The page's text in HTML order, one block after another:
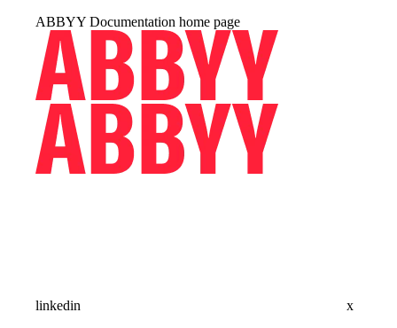
ABBYY Documentation home page
linkedin x